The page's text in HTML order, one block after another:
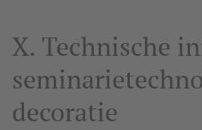
X. Technische
decoratie